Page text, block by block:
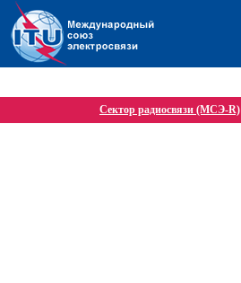
Сектор радиосвязи (МСЭ-R)